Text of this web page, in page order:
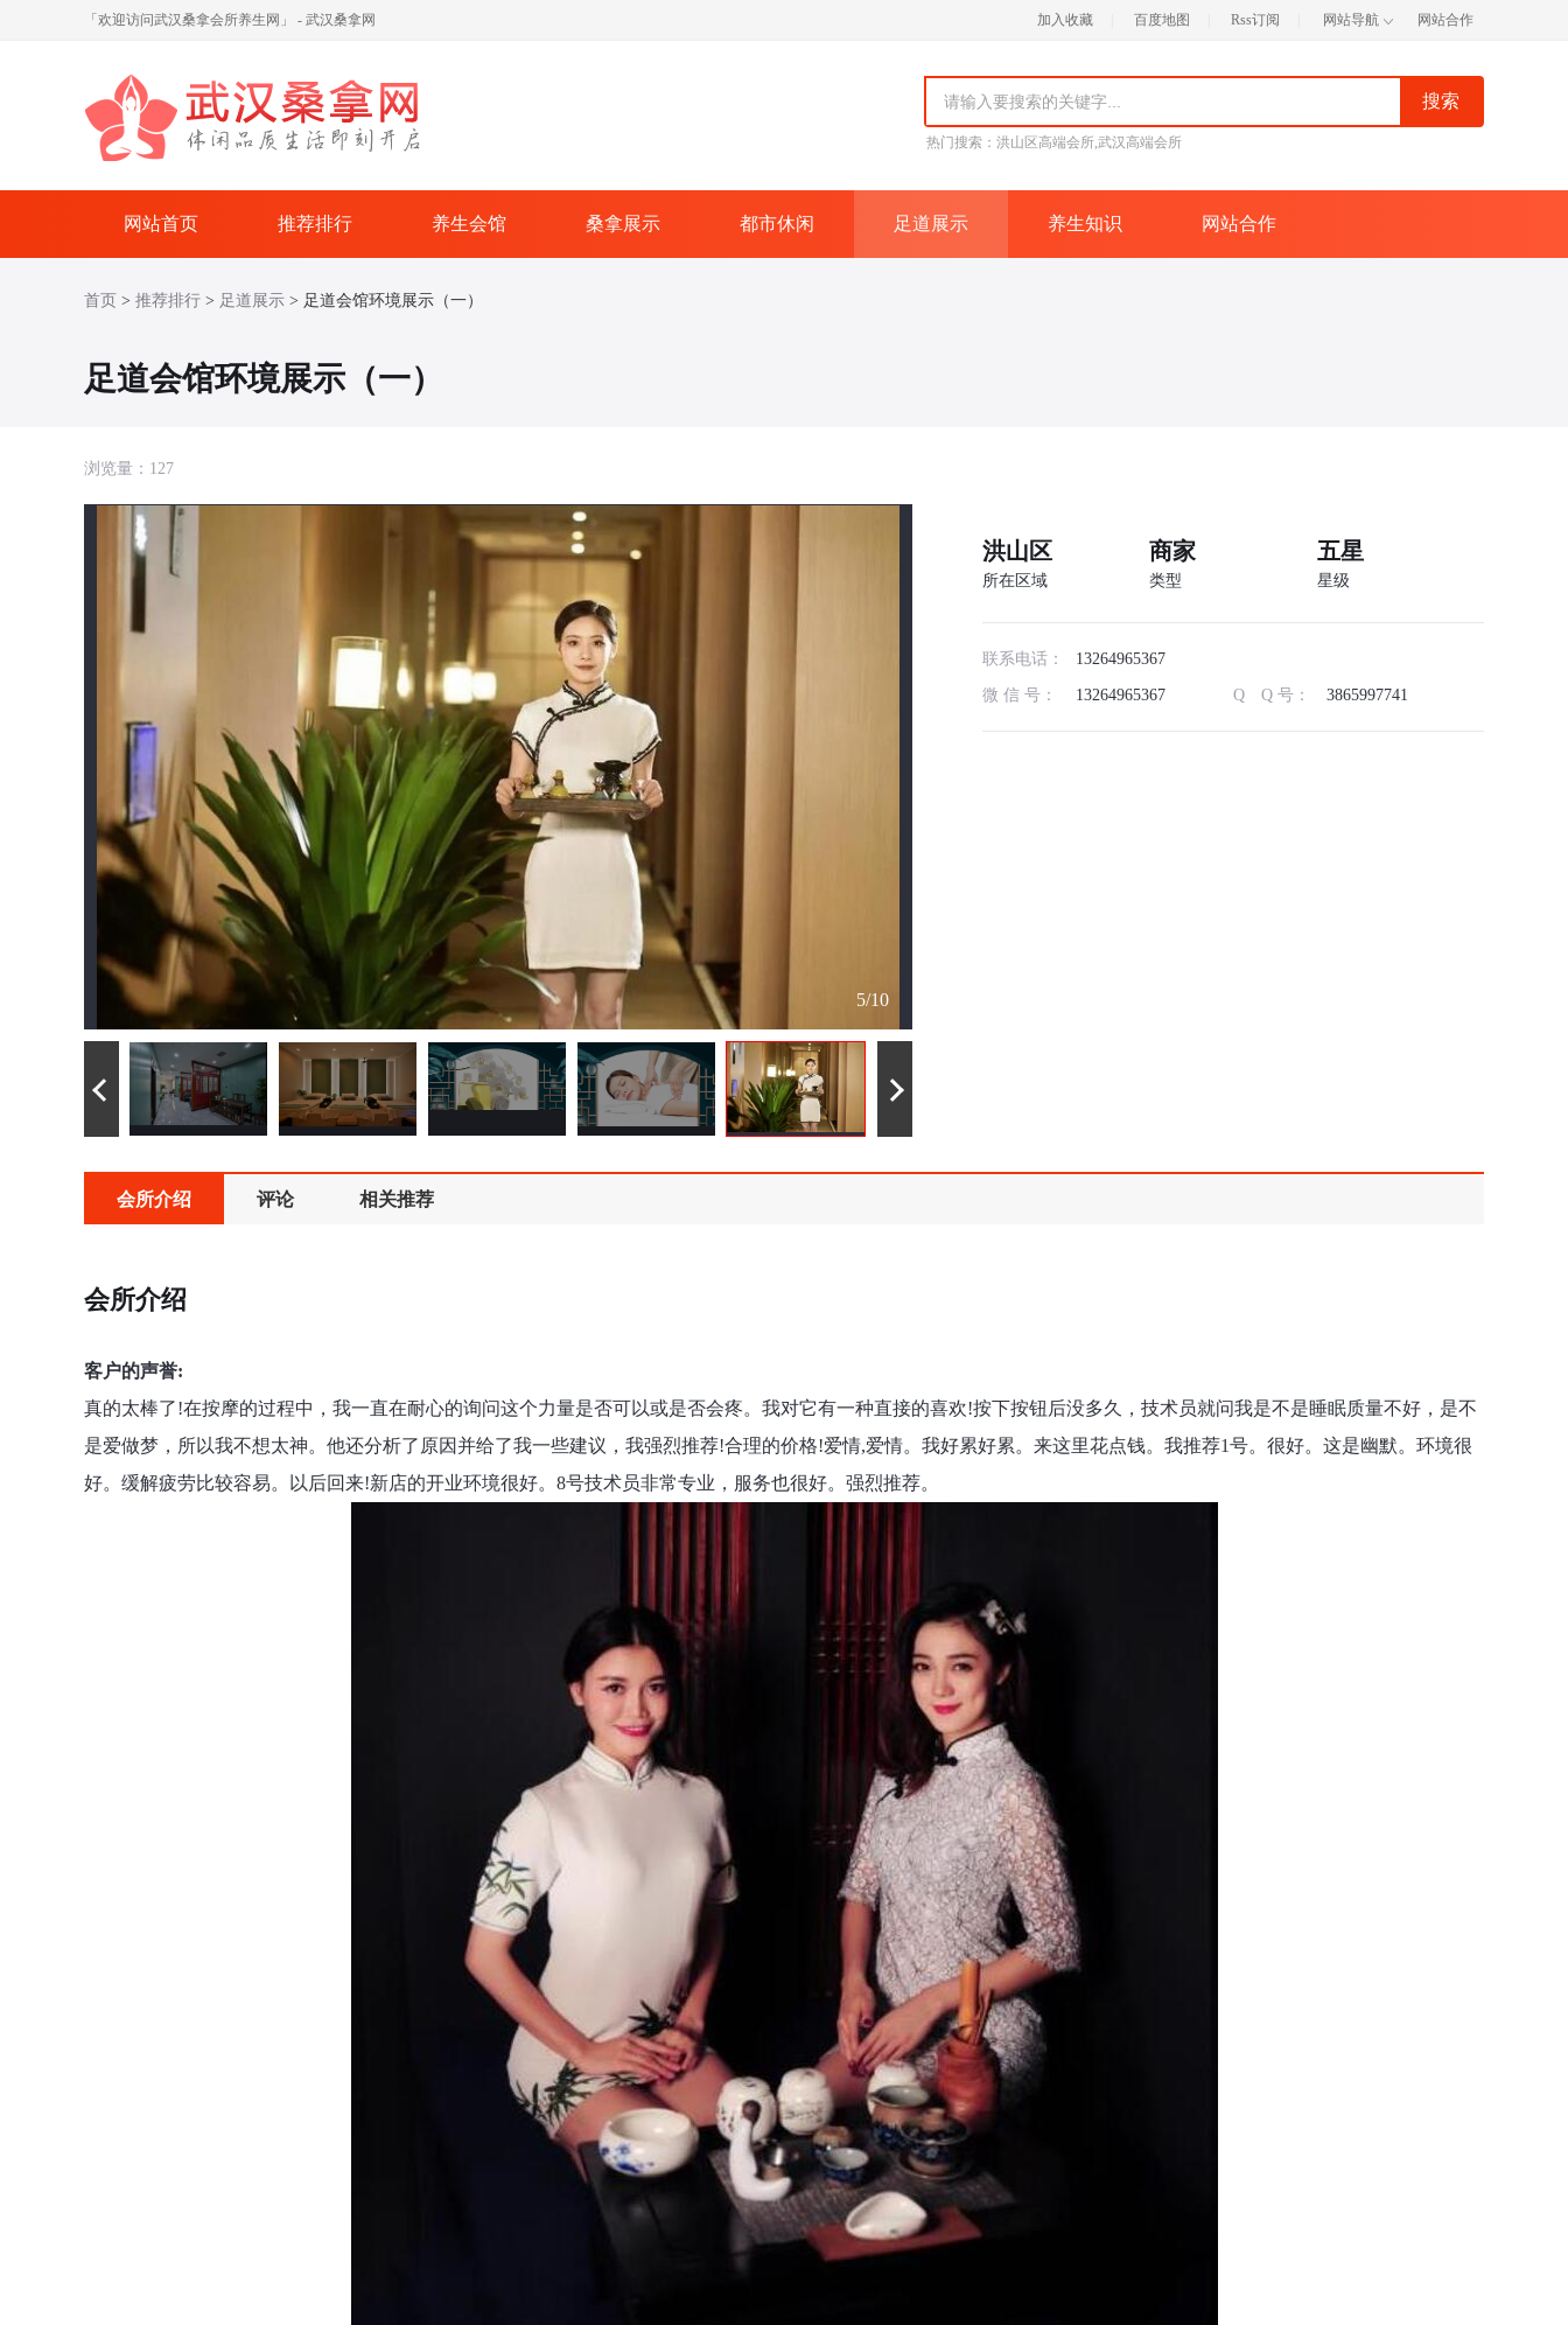
「欢迎访问武汉桑拿会所养生网」 - 武汉桑拿网 加入收藏 百度地图 Rss订阅 网站导航 网站合作
热门搜索：洪山区高端会所,武汉高端会所
网站首页 推荐排行 养生会馆 桑拿展示 都市休闲 足道展示 养生知识 网站合作
首页 > 推荐排行 > 足道展示 > 足道会馆环境展示（一）
足道会馆环境展示（一）
浏览量： 127
6/10
洪山区
所在区域
商家
类型
五星
星级
联系电话： 13264965367
微 信 号： 13264965367 Q Q 号： 3865997741
会所介绍 评论 相关推荐
会所介绍
客户的声誉:
真的太棒了!在按摩的过程中，我一直在耐心的询问这个力量是否可以或是否会疼。我对它有一种直接的喜欢!按下按钮后没多久，技术员就问我是不是睡眠质量不好，是不
是爱做梦，所以我不想太神。他还分析了原因并给了我一些建议，我强烈推荐!合理的价格!爱情,爱情。我好累好累。来这里花点钱。我推荐1号。很好。这是幽默。环境很
好。缓解疲劳比较容易。以后回来!新店的开业环境很好。8号技术员非常专业，服务也很好。强烈推荐。